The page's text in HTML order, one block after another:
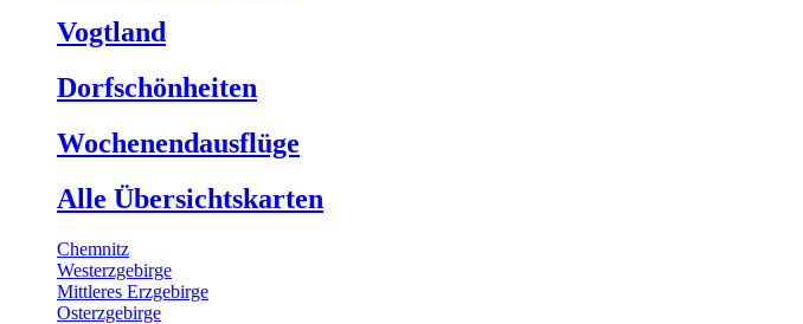
Vogtland
Dorfschönheiten
Wochenendausflüge
Alle Übersichtskarten
Chemnitz
Westerzgebirge
Mittleres Erzgebirge
Osterzgebirge